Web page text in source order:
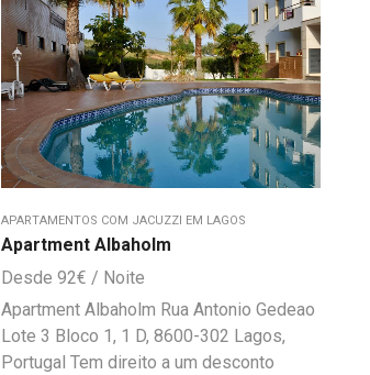
APARTAMENTOS COM JACUZZI EM LAGOS
Apartment Albaholm
92€
Apartment Albaholm Rua Antonio Gedeao
Lote 3 Bloco 1, 1 D, 8600-302 Lagos,
Portugal Tem direito a um desconto